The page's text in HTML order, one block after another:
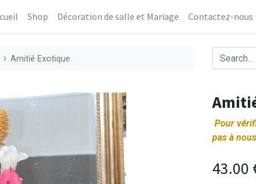
Shop Décoration de salle et Mariage Contactez-nous
Amitié Exotique
Pour
pas à
43.00